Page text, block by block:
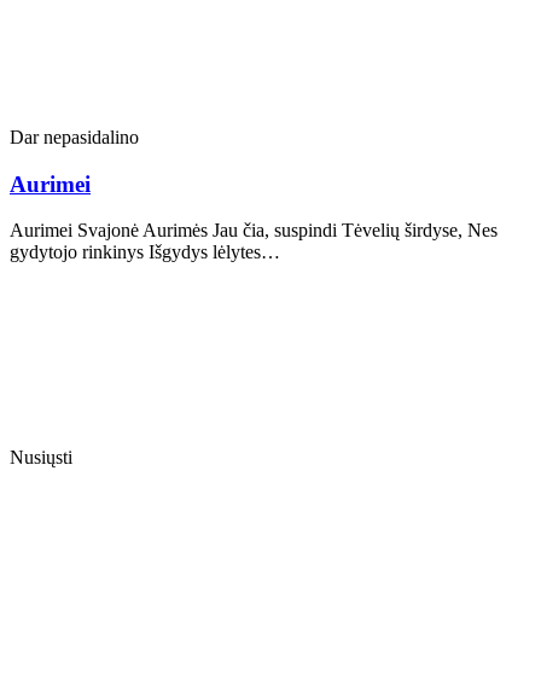
Dar nepasidalino
Aurimei
Aurimei Svajonė Aurimės Jau čia, suspindi Tėvelių širdyse, Nes
gydytojo rinkinys Išgydys lėlytes…
Nusiųsti